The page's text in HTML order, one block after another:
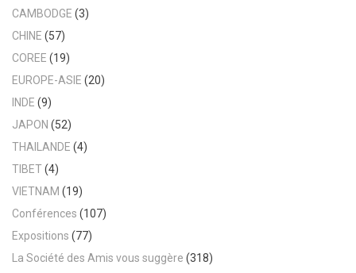
CAMBODGE (3)
CHINE (57)
COREE (19)
EUROPE-ASIE (20)
INDE (9)
JAPON (52)
THAILANDE (4)
TIBET(4)
VIETNAM (19)
Conférences (107)
Expositions (77)
La Société des Amis vous suggère (318)